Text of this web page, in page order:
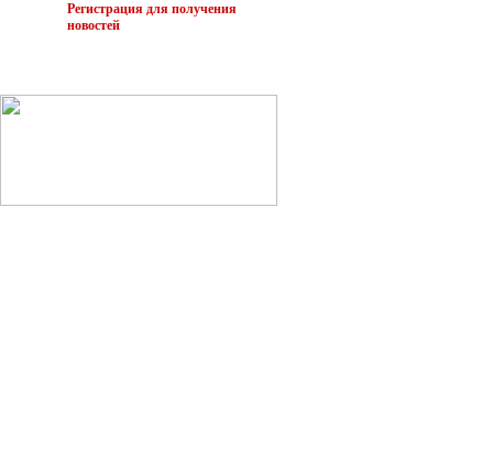
Регистрация для получения
новостей